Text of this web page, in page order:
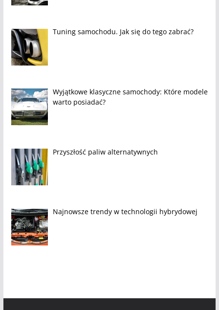
Tuning samochodu. Jak się do tego zabrać?
Wyjątkowe klasyczne samochody: Które modele
warto posiadać?
Przyszłość paliw alternatywnych
Najnowsze trendy w technologii hybrydowej